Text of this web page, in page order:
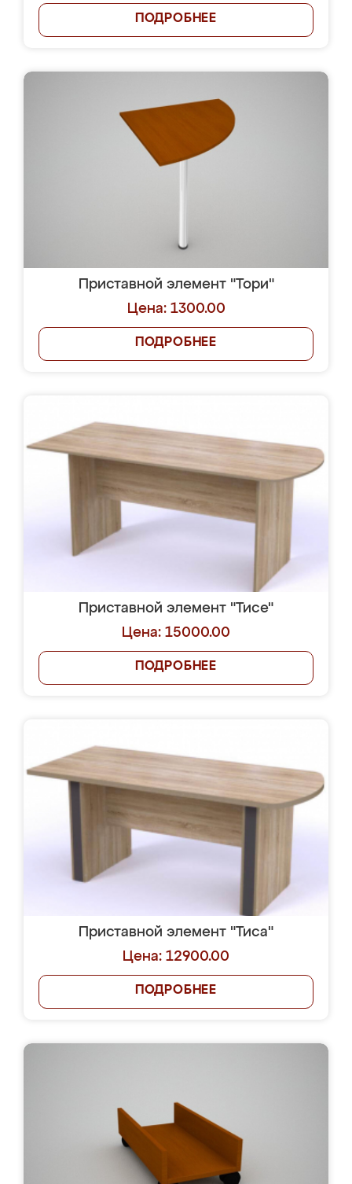
ПОДРОБНЕЕ
Приставной элемент "Тори"
Цена: 1300.00
ПОДРОБНЕЕ
Приставной элемент "Тисе"
Цена: 15000.00
ПОДРОБНЕЕ
Приставной элемент "Тиса"
Цена: 12900.00
ПОДРОБНЕЕ